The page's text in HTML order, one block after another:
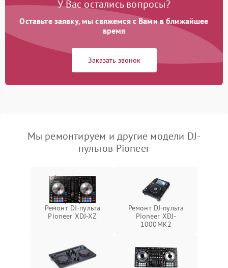
У Вас остались вопросы?
Оставьте заявку, мы свяжемся с Вами в ближайшее
время
Заказать звонок
Мы ремонтируем и другие модели DJ-
пультов Pioneer
Ремонт DJ-пульта
Pioneer XDJ-XZ
Ремонт DJ-пульта
Pioneer XDJ-
1000MK2